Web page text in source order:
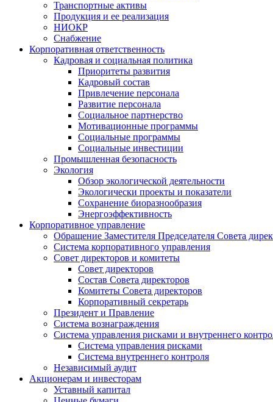
Транспортные активы
Продукция и ее реализация
НИОКР
Снабжение
Корпоративная ответственность
Кадровая и социальная политика
Приоритеты развития
Кадровый состав
Привлечение персонала
Развитие персонала
Социальное партнерство
Мотивационные программы
Социальные программы
Социальные инвестиции
Промышленная безопасность
Экология
Обзор экологической деятельности
Экологически проекты и показатели
Сохранение биоразнообразия
Энергоэффективность
Корпоративное управление
Обращение Заместителя Председателя Совета
Система корпоративного управления
Совет директоров и комитеты
Совет директоров
Состав Совета директоров
Комитеты Совета директоров
Корпоративный секретарь
Президент и Правление
Система вознаграждения
Система управления рисками и внутреннего
Система управления рисками
Система внутреннего контроля
Независимый аудит
Акционерам и инвесторам
Уставный капитал